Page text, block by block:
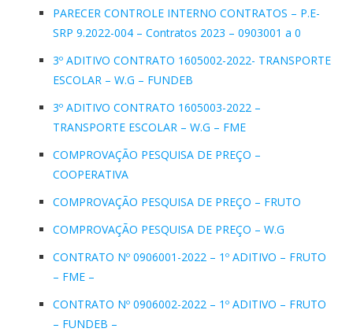
PARECER CONTROLE INTERNO CONTRATOS – P.E-
SRP 9.2022-004 – Contratos 2023 – 0903001 a 0
3º ADITIVO CONTRATO 1605002-2022- TRANSPORTE
ESCOLAR – W.G – FUNDEB
3º ADITIVO CONTRATO 1605003-2022 –
TRANSPORTE ESCOLAR – W.G – FME
COMPROVAÇÃO PESQUISA DE PREÇO –
COOPERATIVA
COMPROVAÇÃO PESQUISA DE PREÇO – FRUTO
COMPROVAÇÃO PESQUISA DE PREÇO – W.G
CONTRATO Nº 0906001-2022 – 1º ADITIVO – FRUTO
– FME –
CONTRATO Nº 0906002-2022 – 1º ADITIVO – FRUTO
– FUNDEB –